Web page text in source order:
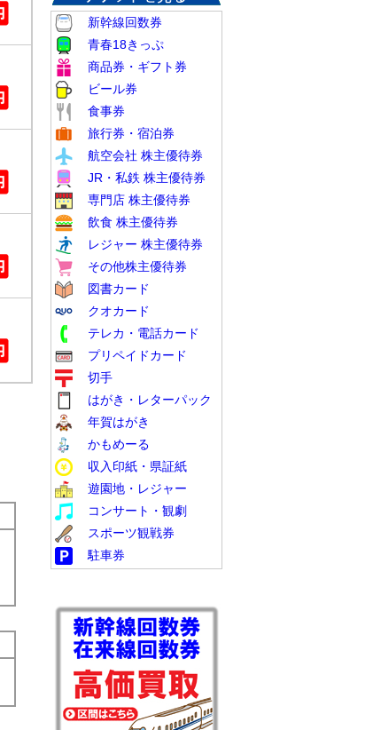
新幹線回数券
青春18きっぷ
商品券・ギフト券
ビール券
食事券
旅行券・宿泊券
航空会社 株主優待券
JR・私鉄 株主優待券
専門店 株主優待券
飲食 株主優待券
レジャー 株主優待券
その他株主優待券
図書カード
クオカード
テレカ・電話カード
プリペイドカード
切手
はがき・レターパック
年賀はがき
かもめーる
収入印紙・県証紙
遊園地・レジャー
コンサート・観劇
スポーツ観戦券
駐車券